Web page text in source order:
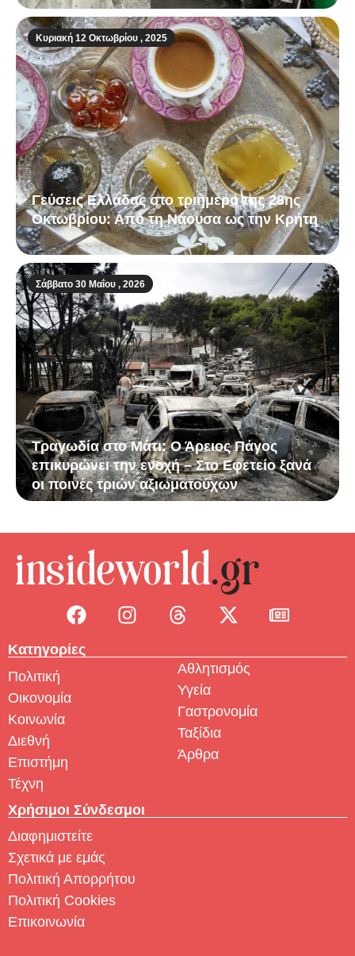
Κυριακή 12 Οκτωβρίου , 2025
Γεύσεις Ελλάδας στο τριήμερο της 28ης
Οκτωβρίου: Από τη Νάουσα ως την Κρήτη
Σάββατο 30 Μαΐου , 2026
Τραγωδία στο Μάτι: Ο Άρειος Πάγος
επικυρώνει την ενοχή – Στο Εφετείο ξανά
οι ποινές τριών αξιωματούχων
Κατηγορίες
Πολιτική
Οικονομία
Κοινωνία
Διεθνή
Επιστήμη
Τέχνη
Αθλητισμός
Υγεία
Γαστρονομία
Ταξίδια
Άρθρα
Χρήσιμοι Σύνδεσμοι
Διαφημιστείτε
Σχετικά με εμάς
Πολιτική Απορρήτου
Πολιτική Cookies
Επικοινωνία